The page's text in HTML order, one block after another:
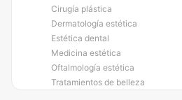
Cirugía plástica
Dermatología estética
Estética dental
Medicina estética
Oftalmología estética
Tratamientos de belleza